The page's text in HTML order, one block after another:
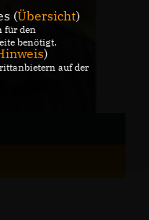
(Übersicht)
für den
benötigt.
)
auf der